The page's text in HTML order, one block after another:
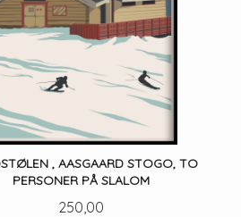
, AASGAARD STOGO, TO
PERSONER PÅ SLALOM
Pris
250,00